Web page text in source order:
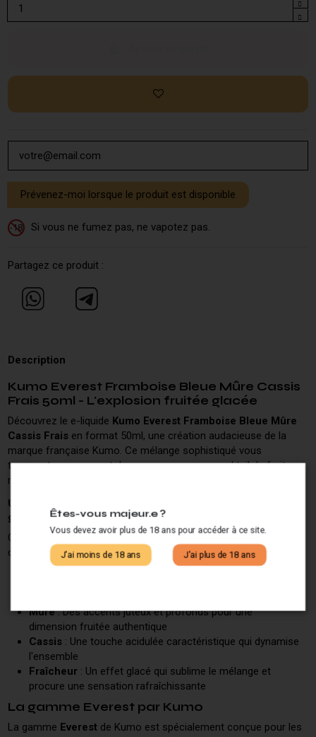
-18 Si vous ne fumez pas, ne vapotez pas.
Partagez ce produit :
Description
Kumo Everest Framboise Bleue Mûre Cassis
Frais 50ml - L'explosion fruitée glacée
Découvrez le e-liquide Kumo Everest Framboise Bleue Mûre
Cassis Frais en format 50ml, une création audacieuse de la
marque française Kumo. Ce mélange sophistiqué vous
transporte au sommet des saveurs avec un cocktail de fruits
rouges et noirs rehaussé d'une fraîcheur intense.
Un profil aromatique complexe et
gourmand
Ce e-liquide de la gamme Everest se distingue par sa
composition aromatique riche et équilibrée :
Mûre: Des accents juteux et profonds pour une
dimension fruitée authentique
Cassis : Une touche acidulée caractéristique qui dynamise
l'ensemble
Fraîcheur : Un effet glacé qui sublime le mélange et
procure une sensation rafraîchissante
La gamme Everest par Kumo
La gamme Everest de Kumo est spécialement conçue pour les
Êtes-vous majeur.e ?
Vous devez avoir plus de 18 ans pour accéder à ce site.
J'ai moins de 18 ans J'ai plus de 18 ans